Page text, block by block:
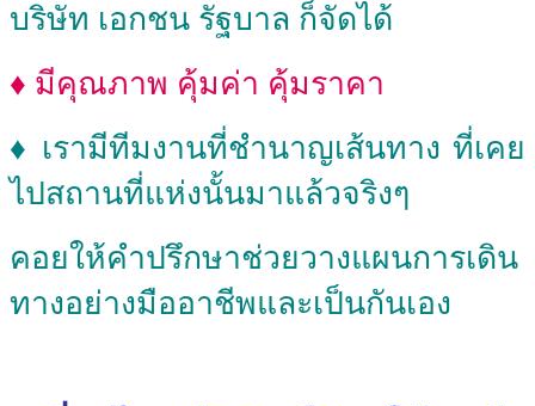
บริษัท เอกชน รัฐบาล ก็จัดได้
♦ มีคุณภาพ คุ้มค่า คุ้มราคา
♦ เรามีทีมงานที่ชำนาญเส้นทาง ที่เคย
ไปสถานที่แห่งนั้นมาแล้วจริงๆ
คอยให้คำปรึกษาช่วยวางแผนการเดิน
ทางอย่างมืออาชีพและเป็นกันเอง